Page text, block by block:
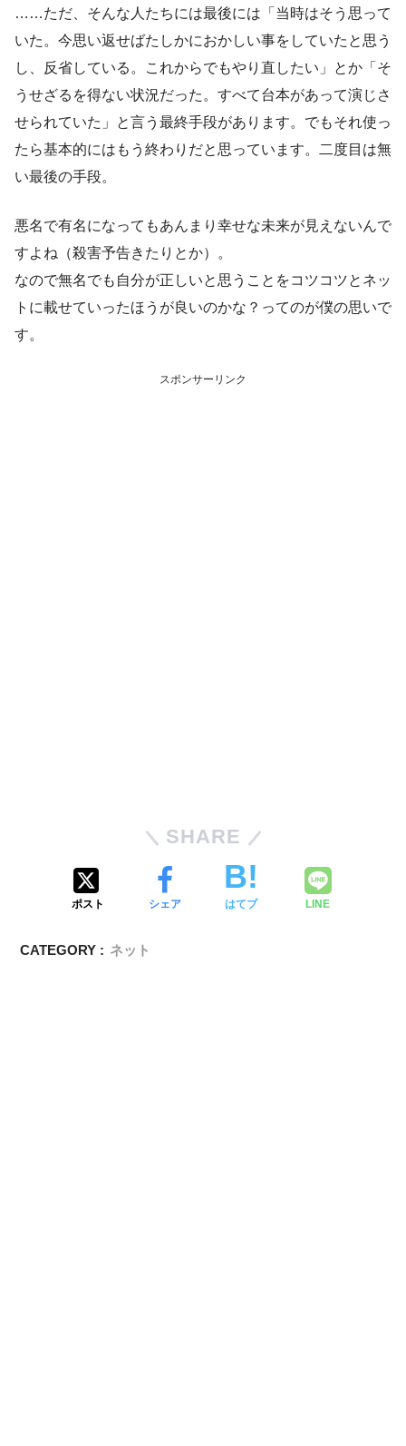
……ただ、そんな人たちには最後には「当時はそう思って
いた。今思い返せばたしかにおかしい事をしていたと思う
し、反省している。これからでもやり直したい」とか「そ
うせざるを得ない状況だった。すべて台本があって演じさ
せられていた」と言う最終手段があります。でもそれ使っ
たら基本的にはもう終わりだと思っています。二度目は無
い最後の手段。
悪名で有名になってもあんまり幸せな未来が見えないんで
すよね（殺害予告きたりとか）。
なので無名でも自分が正しいと思うことをコツコツとネッ
トに載せていったほうが良いのかな？ってのが僕の思いで
す。
スポンサーリンク
SHARE
ポスト シェア はてブ LINE
CATEGORY : ネット